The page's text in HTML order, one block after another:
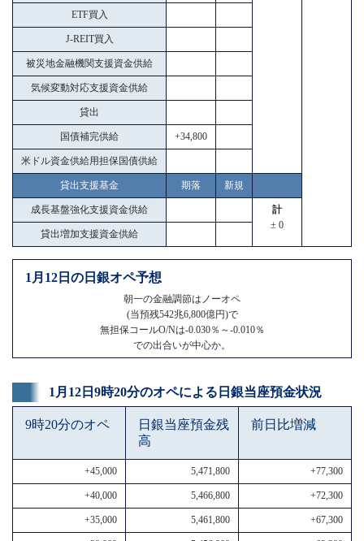
ETF買入
J-REIT買入
被災地金融機関支援資金供給
気候変動対応支援資金供給
貸出
国債補完供給 +34,800
米ドル資金供給用担保国債供給
貸出支援基金 期落 新規
成長基盤強化支援資金供給
計
± 0
貸出増加支援資金供給
1月12日の日銀オペ予想
朝一の金融調節はノーオペ
(当預残542兆6,800億円)で
無担保コールO/Nは-0.030％～-0.010％
での出合いが中心か。
1月12日9時20分のオペによる日銀当座預金状況
9時20分のオペ
日銀当座預金残
高
前日比増減
+45,000 5,471,800 +77,300
+40,000 5,466,800 +72,300
+35,000 5,461,800 +67,300